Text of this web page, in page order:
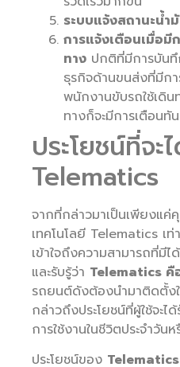
ระบบแจ้งสถานะน้ำ
การแจ้งเตือนเมื่อ
ทาง ปกติที่มีการบันทึ
ธุรกิจด้านขนส่งที่มีก
พนักงานขับรถใช้เดิ
ทางก็จะมีการเตือนทั
ประโยชน์ที่จะ
Telematics
จากที่กล่าวมาเป็นเพียงแ
เทคโนโลยี Telematics เ
เข้าใจถึงความสามารถที่มี
และรับรู้ว่า Telematics คื
รถยนต์ดังต้องนำมาติดตั้งใ
กล่าวถึงประโยชน์ที่ผู้ใช้จะไ
การใช้งานในชีวิตประจำวันห
ประโยชน์ของ